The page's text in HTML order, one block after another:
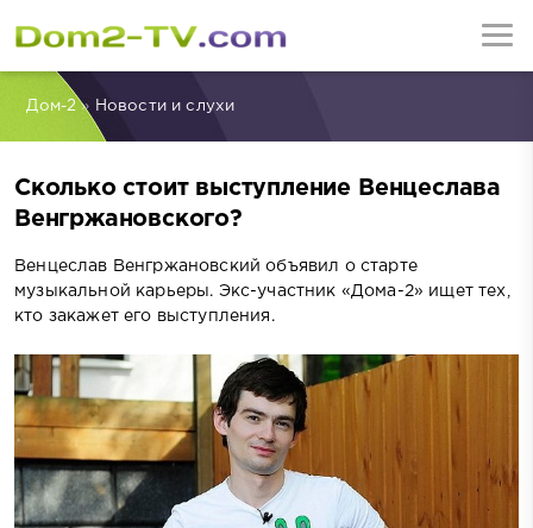
Дом-2» Новости и слухи
Сколько стоит выступление Венцеслава
Венгржановского?
Венцеслав Венгржановский объявил о старте
музыкальной карьеры. Экс-участник «Дома-2» ищет тех,
кто закажет его выступления.